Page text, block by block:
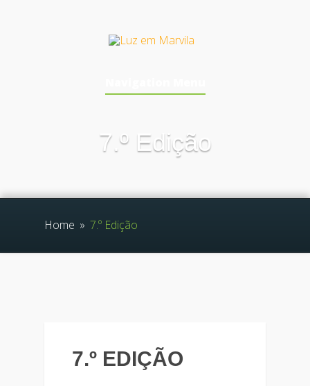
7.º Edição
Home » 7.º Edição
7.º EDIÇÃO